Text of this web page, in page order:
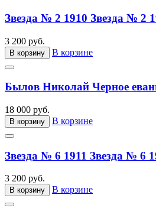
Звезда № 2 1910 Звезда № 2
3 200 руб.
В корзину В корзине
Былов Николай Черное
18 000 руб.
В корзину В корзине
Звезда № 6 1911 Звезда № 6
3 200 руб.
В корзину В корзине